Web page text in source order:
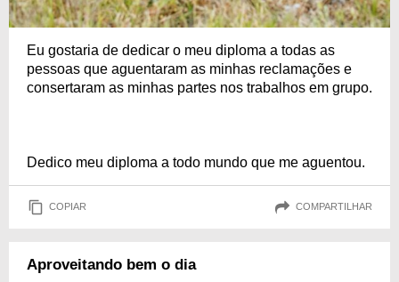
Eu gostaria de dedicar o meu diploma a todas as
pessoas que aguentaram as minhas reclamações e
consertaram as minhas partes nos trabalhos em grupo.
Dedico meu diploma a todo mundo que me aguentou.
COPIAR COMPARTILHAR
Aproveitando bem o dia